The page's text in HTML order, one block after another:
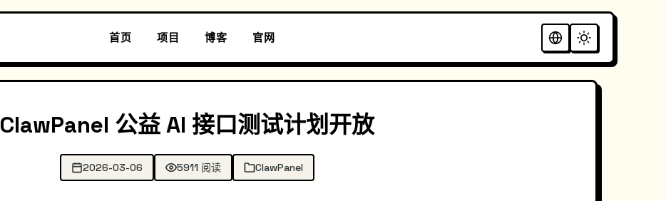
首页 项目 博客 官网
ClawPanel 公益 AI 接口测试计划开放
2026-03-06 5911 阅读 ClawPanel